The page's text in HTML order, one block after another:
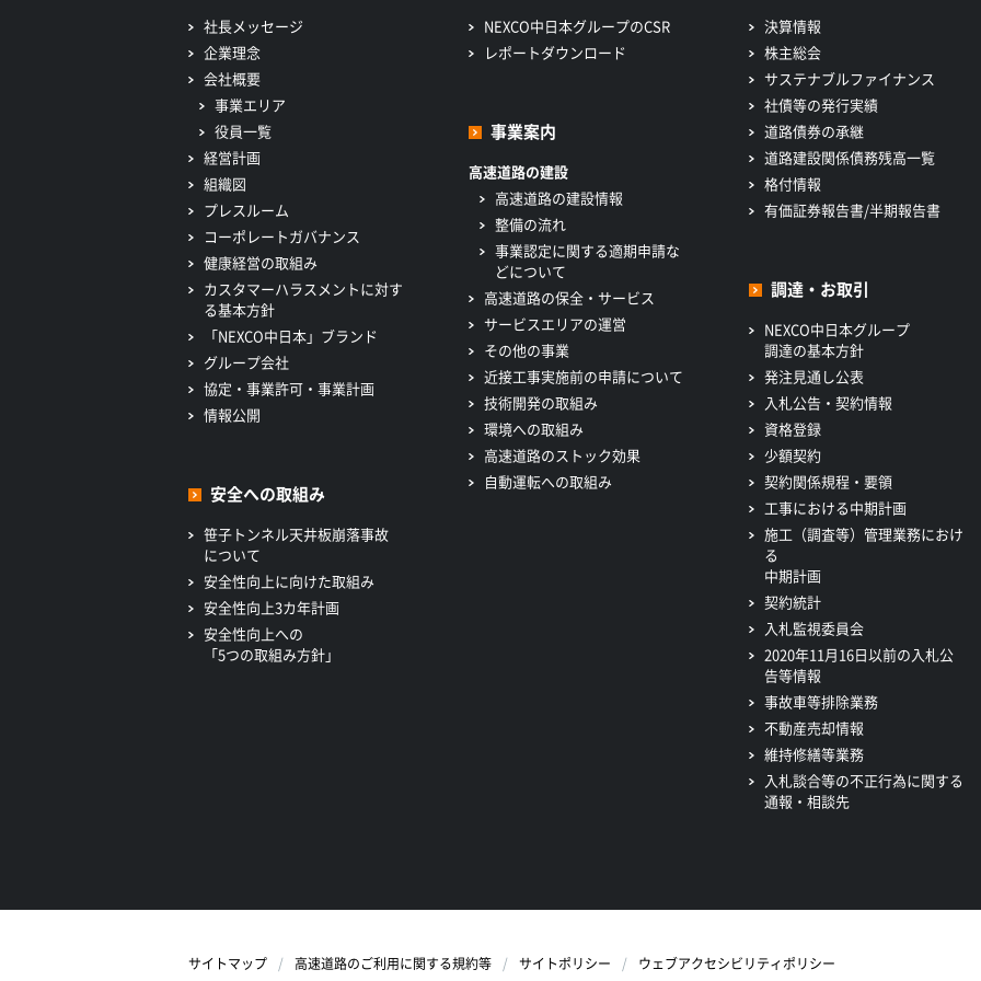
社長メッセージ
企業理念
会社概要
事業エリア
役員一覧
経営計画
組織図
プレスルーム
コーポレートガバナンス
健康経営の取組み
カスタマーハラスメントに対す
る基本方針
「NEXCO中日本」ブランド
グループ会社
協定・事業許可・事業計画
情報公開
安全への取組み
笹子トンネル天井板崩落事故
について
安全性向上に向けた取組み
安全性向上3カ年計画
安全性向上への
「5つの取組み方針」
NEXCO中日本グループのCSR
レポートダウンロード
事業案内
高速道路の建設
高速道路の建設情報
整備の流れ
事業認定に関する適期申請な
どについて
高速道路の保全・サービス
サービスエリアの運営
その他の事業
近接工事実施前の申請について
技術開発の取組み
環境への取組み
高速道路のストック効果
自動運転への取組み
決算情報
株主総会
サステナブルファイナンス
社債等の発行実績
道路債券の承継
道路建設関係債務残高一覧
格付情報
有価証券報告書/半期報告書
調達・お取引
NEXCO中日本グループ
調達の基本方針
発注見通し公表
入札公告・契約情報
資格登録
少額契約
契約関係規程・要領
工事における中期計画
施工（調査等）管理業務におけ
る
中期計画
契約統計
入札監視委員会
2020年11月16日以前の入札公
告等情報
事故車等排除業務
不動産売却情報
維持修繕等業務
入札談合等の不正行為に関する
通報・相談先
サイトマップ 高速道路のご利用に関する規約等 サイトポリシー ウェブアクセシビリティポリシー